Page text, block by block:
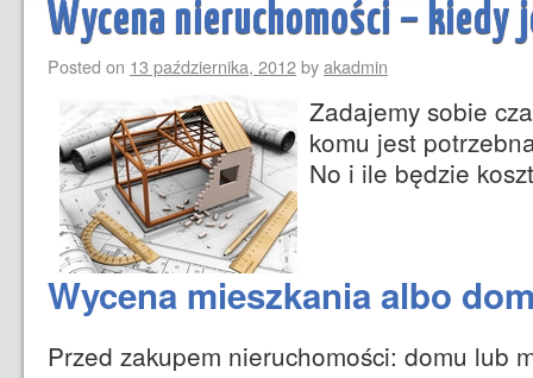
Wycena nieruchomości – kiedy
Posted on 13 października, 2012byakadmin
Zadajemy sobie
komu jest
No i ile będzie
Wycena mieszkania albo
Przed zakupem nieruchomości: domu lub